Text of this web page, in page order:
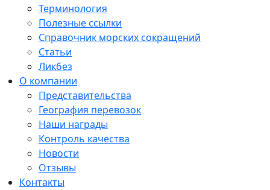
Терминология
Полезные ссылки
Справочник морских сокращений
Статьи
Ликбез
О компании
Представительства
География перевозок
Наши награды
Контроль качества
Новости
Отзывы
Контакты